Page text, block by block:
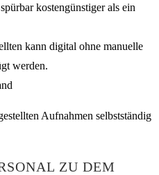
kostengünstiger als ein
kann digital ohne manuelle
werden.
ZU DEM